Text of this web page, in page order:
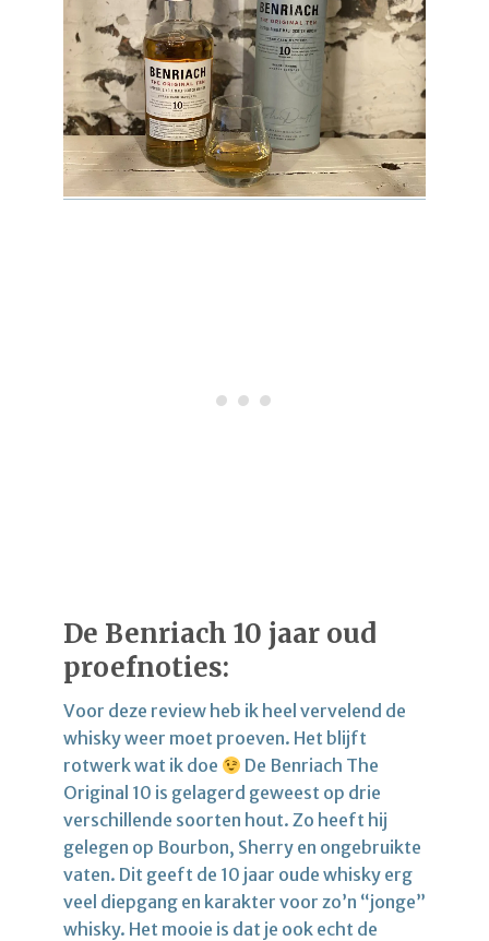
De Benriach 10 jaar oud
proefnoties:
Voor deze review heb ik heel vervelend de
whisky weer moet proeven. Het blijft
rotwerk wat ik doe
De Benriach The
Original 10 is gelagerd geweest op drie
verschillende soorten hout. Zo heeft hij
gelegen op Bourbon, Sherry en ongebruikte
vaten. Dit geeft de 10 jaar oude whisky erg
veel diepgang en karakter voor zo’n “jonge”
whisky. Het mooie is dat je ook echt de